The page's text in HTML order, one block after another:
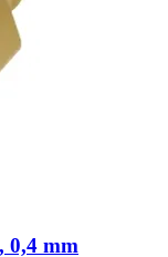
0,4 mm